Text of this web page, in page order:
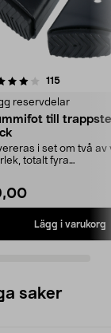
115
reservdelar
till
i set om två av
totalt fyra
Lägg i varukorg
4.0 av 5 stjärnor
saker